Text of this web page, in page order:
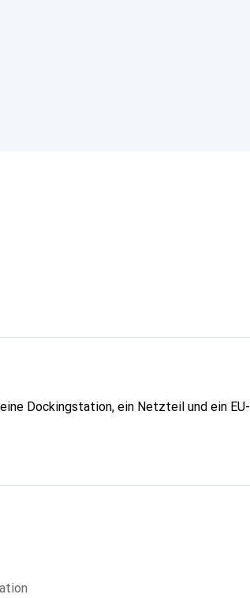
Dockingstation, ein Netzteil und ein EU-